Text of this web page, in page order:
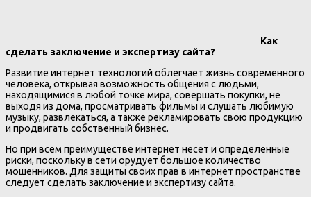
Как
сделать заключение и экспертизу сайта?
Развитие интернет технологий облегчает жизнь современного
человека, открывая возможность общения с людьми,
находящимися в любой точке мира, совершать покупки, не
выходя из дома, просматривать фильмы и слушать любимую
музыку, развлекаться, а также рекламировать свою продукцию
и продвигать собственный бизнес.
Но при всем преимуществе интернет несет и определенные
риски, поскольку в сети орудует большое количество
мошенников. Для защиты своих прав в интернет пространстве
следует сделать заключение и экспертизу сайта.